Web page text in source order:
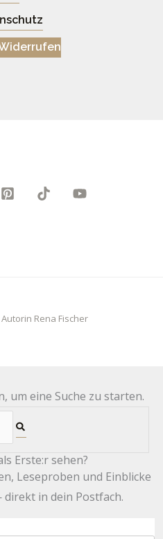
Rena Fischer
um eine Suche zu starten.
Erste:r sehen?
Leseproben und Einblicke
in dein Postfach.